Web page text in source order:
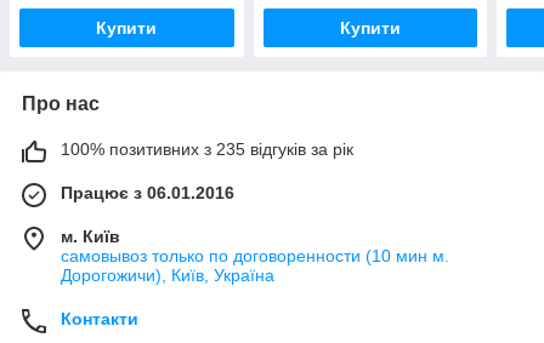
Купити Купити
Про нас
100% позитивних з 235 відгуків за рік
Працює з 06.01.2016
м. Київ
самовывоз только по договоренности (10 мин м.
Дорогожичи), Київ, Україна
Контакти